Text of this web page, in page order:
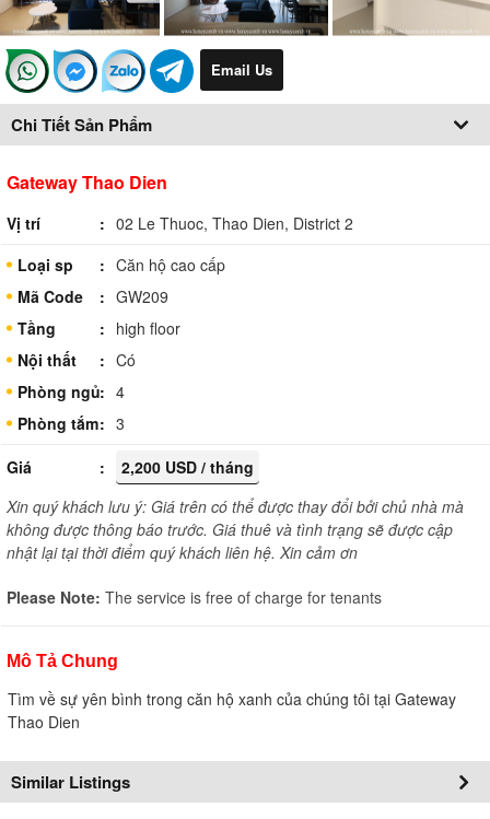
Email Us
Chi Tiết Sản Phẩm
Gateway Thao Dien
Vị trí
02 Le Thuoc, Thao Dien, District 2
Loại sp
Căn hộ cao cấp
Mã Code
GW209
Tầng
high floor
Nội thất
Có
Phòng ngủ
4
Phòng tắm
3
Giá
2,200 USD / tháng
Xin quý khách lưu ý: Giá trên có thể được thay đổi bởi chủ nhà mà
không được thông báo trước. Giá thuê và tình trạng sẽ được cập
nhật lại tại thời điểm quý khách liên hệ. Xin cảm ơn
Please Note: The service is free of charge for tenants
Mô Tả Chung
Tìm về sự yên bình trong căn hộ xanh của chúng tôi tại Gateway
Thao Dien
Similar Listings